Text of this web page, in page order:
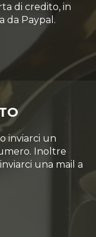
di credito, in
da Paypal.
inviarci un
Inoltre
una mail a